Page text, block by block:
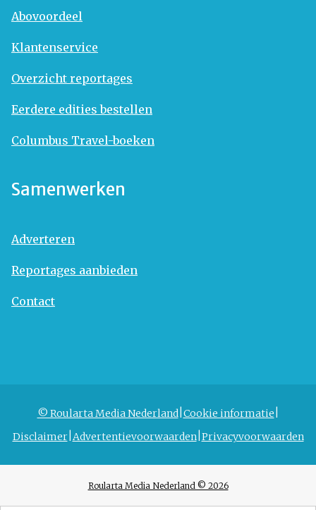
Abovoordeel
Klantenservice
Overzicht reportages
Eerdere edities bestellen
Columbus Travel-boeken
Samenwerken
Adverteren
Reportages aanbieden
Contact
© Roularta Media Nederland Cookie informatie
Disclaimer Advertentievoorwaarden Privacyvoorwaarden
Roularta Media Nederland © 2026